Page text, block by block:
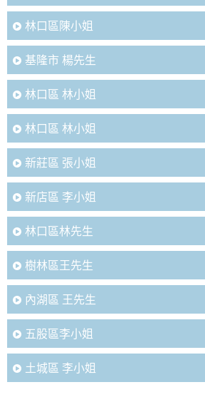
林口區陳小姐
基隆市 楊先生
林口區 林小姐
林口區 林小姐
新莊區 張小姐
新店區 李小姐
林口區林先生
樹林區王先生
內湖區 王先生
五股區李小姐
土城區 李小姐